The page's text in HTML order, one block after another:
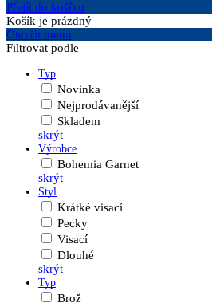
Přejít do košíku
Košík je prázdný
Otevřít menu
Filtrovat podle
Typ
Novinka
Nejprodávanější
Skladem
skrýt
Výrobce
Bohemia Garnet
skrýt
Styl
Krátké visací
Pecky
Visací
Dlouhé
skrýt
Typ
Brož